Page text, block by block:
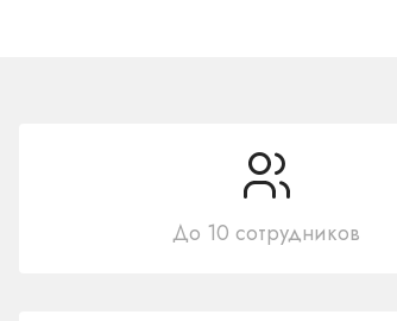
До 10 сотрудников